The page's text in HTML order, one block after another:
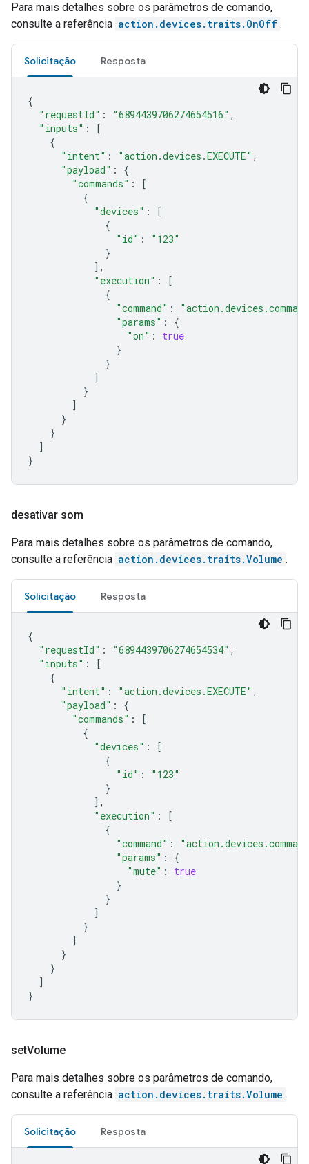
Para mais detalhes sobre os parâmetros de comando,
consulte a referência action.devices.traits.OnOff .
Solicitação Resposta
{
"requestId" : "6894439706274654516" ,
"inputs" :
[
{
"intent" : "action.devices.EXECUTE" ,
"payload" :
{
"commands" :
[
{
"devices" :
[
{
"id" :
"123"
}
],
"execution" :
[
{
"command" :
"params" :
{
"on" :
true
}
}
]
}
]
}
}
]
}
desativar som
Para mais detalhes sobre os parâmetros de comando,
consulte a referência action.devices.traits.Volume .
Solicitação Resposta
{
"requestId" : "6894439706274654534" ,
"inputs" :
[
{
"intent" : "action.devices.EXECUTE" ,
"payload" :
{
"commands" :
[
{
"devices" :
[
{
"id" :
"123"
}
],
"execution" :
[
{
"command" :
"params" :
{
"mute" :
true
}
}
]
}
]
}
}
]
}
setVolume
Para mais detalhes sobre os parâmetros de comando,
consulte a referência action.devices.traits.Volume .
Solicitação Resposta